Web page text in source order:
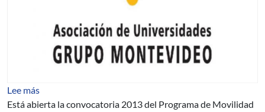
Lee más
Está abierta la convocatoria 2013 del Programa de Movilidad